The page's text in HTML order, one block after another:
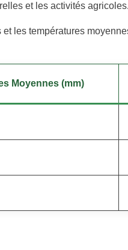
et les activités agricoles.
les températures
Moyennes (mm)